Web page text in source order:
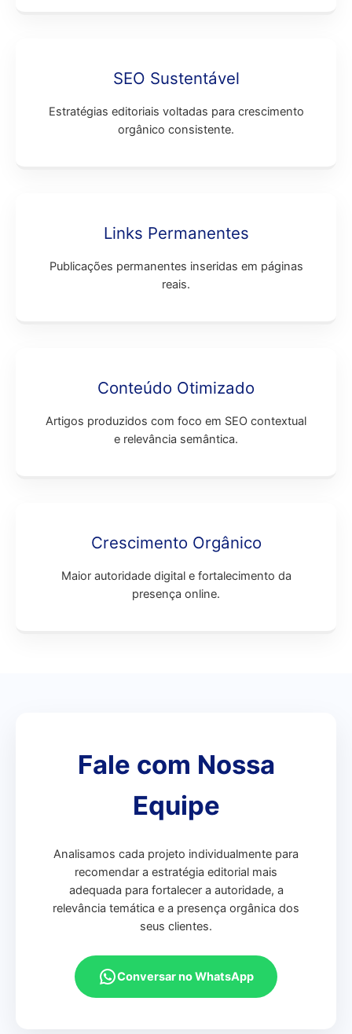
SEO Sustentável
Estratégias editoriais voltadas para crescimento
orgânico consistente.
Links Permanentes
Publicações permanentes inseridas em páginas
reais.
Conteúdo Otimizado
Artigos produzidos com foco em SEO contextual
e relevância semântica.
Crescimento Orgânico
Maior autoridade digital e fortalecimento da
presença online.
Fale com Nossa
Equipe
Analisamos cada projeto individualmente para
recomendar a estratégia editorial mais
adequada para fortalecer a autoridade, a
relevância temática e a presença orgânica dos
seus clientes.
Conversar no WhatsApp